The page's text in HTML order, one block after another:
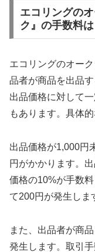
エコリングの
ク』の手数料は
エコリングのオー
品者が商品を出品
出品価格に対して
もあります。具体
出品価格が1,000円
円がかかります。
価格の10%が手数
て200円が発生しま
また、出品者が商
発生します。取引